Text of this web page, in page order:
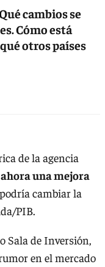
cambios se
Cómo está
otros países
de la agencia
una mejora
cambiar la
PIB.
Sala de Inversión,
en el mercado